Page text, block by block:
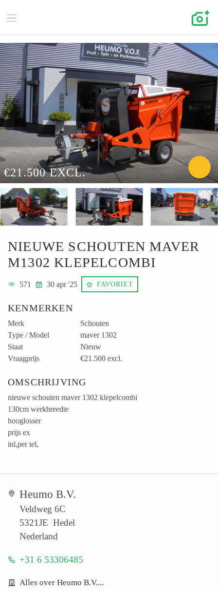
€21.500 EXCL.
NIEUWE SCHOUTEN MAVER
M1302 KLEPELCOMBI
571 30 apr '25 FAVORIET
KENMERKEN
Merk
Schouten
Type / Model
maver 1302
Staat
Nieuw
Vraagprijs
€21.500 excl.
OMSCHRIJVING
nieuwe schouten maver 1302 klepelcombi
130cm werkbreedte
hooglosser
prijs ex
inl,per tel,
Heumo B.V.
Veldweg 6C
5321JE Hedel
Nederland
+31 6 53306485
Alles over Heumo B.V....